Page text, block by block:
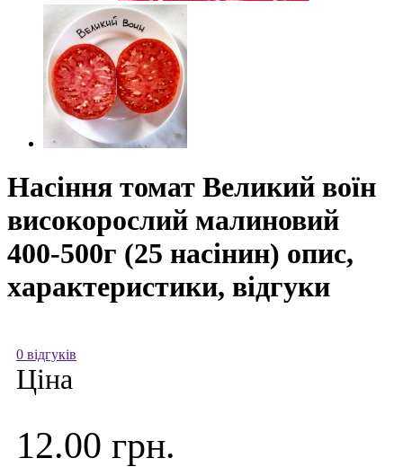
Насіння томат Великий воїн
високорослий малиновий
400-500г (25 насінин) опис,
характеристики, відгуки
0 відгуків
Ціна
12.00 грн.